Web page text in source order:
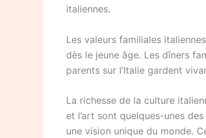
italiennes.
Les valeurs familiales
dès le jeune âge. Les dîners
parents sur l’Italie gardent
La richesse de la culture
et l’art sont quelques-unes
une vision unique du monde.